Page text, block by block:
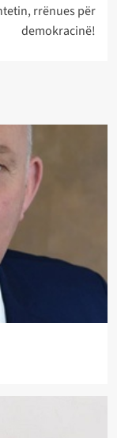
rrënues për
demokracinë!